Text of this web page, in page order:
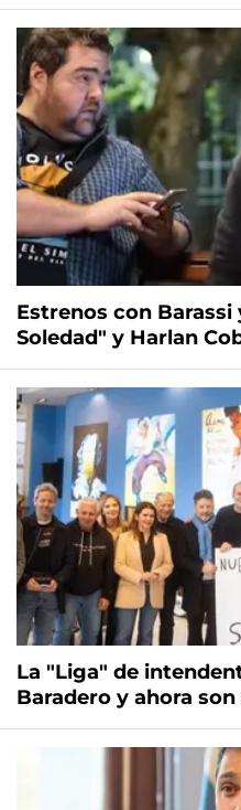
Estrenos con Barassi
Soledad" y Harlan
La "Liga" de
Baradero y ahora